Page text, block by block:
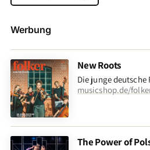
Werbung
New Roots
Die junge
musicshop.de/
The Power of